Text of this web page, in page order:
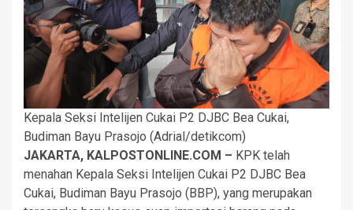
Kepala Seksi Intelijen Cukai P2 DJBC Bea Cukai,
Budiman Bayu Prasojo (Adrial/detikcom)
JAKARTA, KALPOSTONLINE.COM – KPK telah
menahan Kepala Seksi Intelijen Cukai P2 DJBC Bea
Cukai, Budiman Bayu Prasojo (BBP), yang merupakan